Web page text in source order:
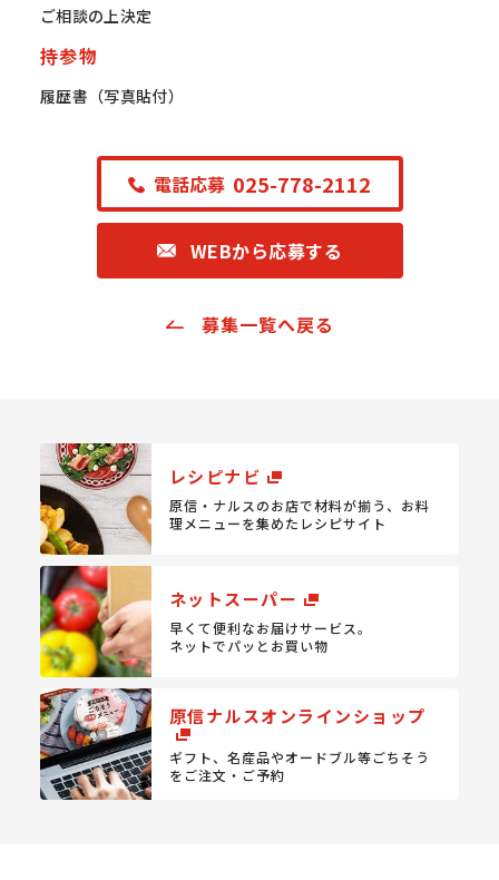
ご相談の上決定
持参物
履歴書（写真貼付）
電話応募 025-778-2112
WEBから応募する
募集一覧へ戻る
レシピナビ
原信・ナルスのお店で材料が揃う、 お料
理メニューを集めたレシピサイト
ネットスーパー
早くて便利なお届けサービス。
ネットでパッとお買い物
原信ナルスオンラインショップ
ギフト、名産品やオードブル等ごちそう
をご注文・ご予約